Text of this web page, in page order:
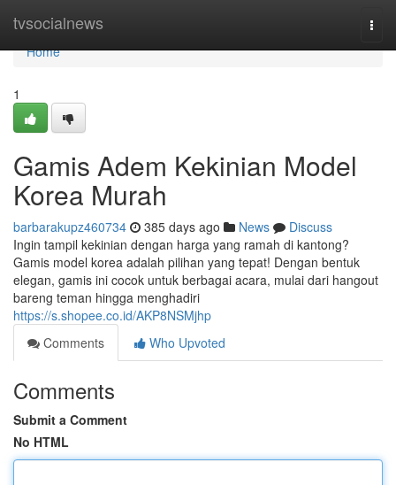
tvsocialnews
Home
Home
1
Gamis Adem Kekinian Model
Korea Murah
barbarakupz460734 385 days ago News
Discuss
Ingin tampil kekinian dengan harga yang ramah di kantong?
Gamis model korea adalah pilihan yang tepat! Dengan bentuk
elegan, gamis ini cocok untuk berbagai acara, mulai dari hangout
bareng teman hingga menghadiri
https://s.shopee.co.id/AKP8NSMjhp
Comments
Who Upvoted
Comments
Submit a Comment
No HTML